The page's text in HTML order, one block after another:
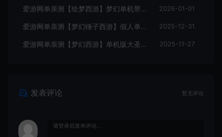
爱游网单亲测【绘梦西游】梦幻单机带GM内置GM自动抓鬼助战免虚拟机一键端视频安装教学 2026-01-01
爱游网单亲测【梦幻锤子西游】假人单机版带CDK生成兑换自动抓鬼无限抽奖 仙玉 一键启动视频安装教学 2025-12-31
爱游网单亲测【梦幻西游】单机版大圣西游小号助战GM后台装备定制免虚拟机一键启动视频安装教学 2025-11-27
发表评论 暂无评论